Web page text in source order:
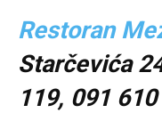
Restoran
Starčevića
119, 091